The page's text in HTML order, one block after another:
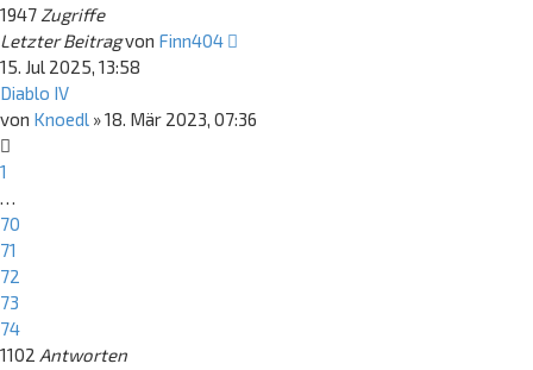
1947 Zugriffe
Letzter Beitragvon Finn404
15. Jul 2025, 13:58
Diablo IV
von Knoedl »18. Mär 2023, 07:36
1
…
70
71
72
73
74
1102 Antworten